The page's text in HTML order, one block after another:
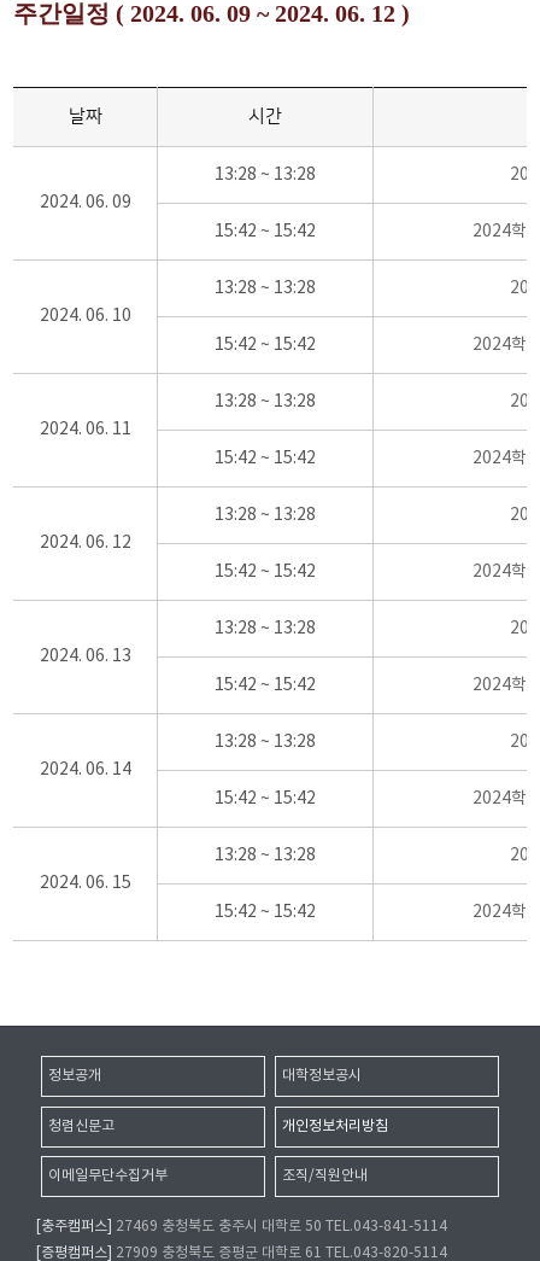
주간일정 ( 2024. 06. 09 ~ 2024. 06. 12 )
날짜 시간
2024. 06. 09
13:28 ~ 13:28
15:42 ~ 15:42 2024학
2024. 06. 10
13:28 ~ 13:28
15:42 ~ 15:42 2024학
2024. 06. 11
13:28 ~ 13:28
15:42 ~ 15:42 2024학
2024. 06. 12
13:28 ~ 13:28
15:42 ~ 15:42 2024학
2024. 06. 13
13:28 ~ 13:28
15:42 ~ 15:42 2024학
2024. 06. 14
13:28 ~ 13:28
15:42 ~ 15:42 2024학
2024. 06. 15
13:28 ~ 13:28
15:42 ~ 15:42 2024학
정보공개 대학정보공시
청렴신문고 개인정보처리방침
이메일무단수집거부 조직/직원안내
[충주캠퍼스]
27469 충청북도 충주시 대학로 50 TEL.043-841-5114
[증평캠퍼스]
27909 충청북도 증평군 대학로 61 TEL.043-820-5114